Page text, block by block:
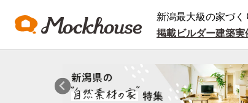
新潟最大級の家づく
掲載ビルダー建築実